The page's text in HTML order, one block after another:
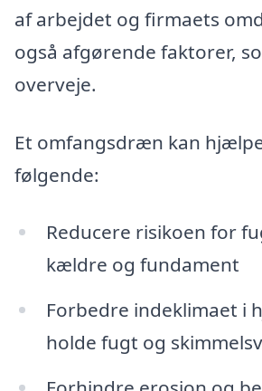
af arbejdet og firmaets
også afgørende faktorer,
overveje.
Et omfangsdræn kan
følgende:
Reducere risikoen for
kældre og fundament
Forbedre indeklimaet i
holde fugt og